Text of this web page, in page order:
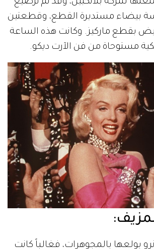
شركة بلانكبين، وقد تم ترصيع
بـ71 ألماسة بيضاء مستديرة القطع، وقطعتين
بقطع ماركيز. وكانت هذه الساعة
مستوحاة من فن الآرت ديكو.
بولعها بالمجوهرات، فغالباً كانت